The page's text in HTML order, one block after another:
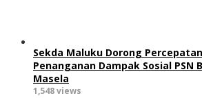
Sekda Maluku Dorong Percepatan
Penanganan Dampak Sosial PSN
Masela
1,548 views